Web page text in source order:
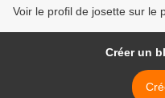
Voir le profil de josette sur le
Créer un